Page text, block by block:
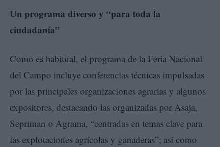
Un programa diverso y “para toda la
ciudadanía”
Como es habitual, el programa de la Feria Nacional
del Campo incluye conferencias técnicas impulsadas
por las principales organizaciones agrarias y algunos
expositores, destacando las organizadas por Asaja,
Sepriman o Agrama, “centradas en temas clave para
las explotaciones agrícolas y ganaderas”; así como